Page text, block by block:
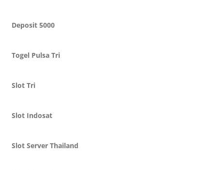
Deposit 5000
Togel Pulsa Tri
Slot Tri
Slot Indosat
Slot Server Thailand